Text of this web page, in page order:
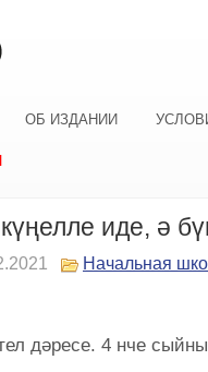
ОБ ИЗДАНИИ
иде, ә
Начальная
дәресе. 4 нче